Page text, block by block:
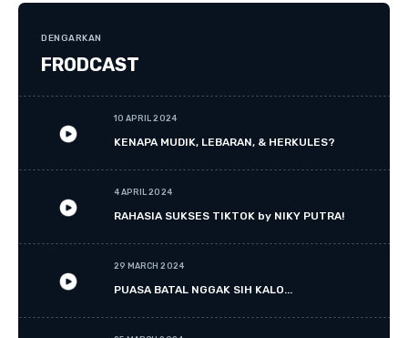
DENGARKAN
FRODCAST
10 APRIL 2024
KENAPA MUDIK, LEBARAN, & HERKULES?
4 APRIL 2024
RAHASIA SUKSES TIKTOK by NIKY PUTRA!
29 MARCH 2024
PUASA BATAL NGGAK SIH KALO...